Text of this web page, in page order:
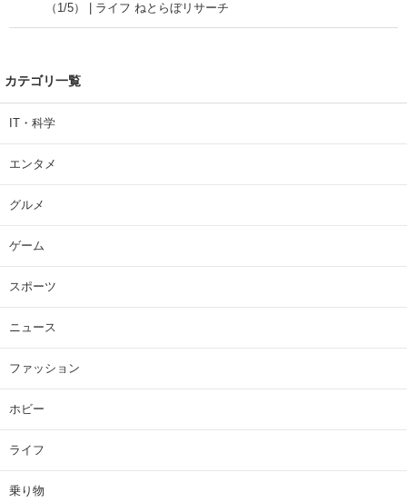
（1/5） | ライフ ねとらぼリサーチ
カテゴリ一覧
IT・科学
エンタメ
グルメ
ゲーム
スポーツ
ニュース
ファッション
ホビー
ライフ
乗り物